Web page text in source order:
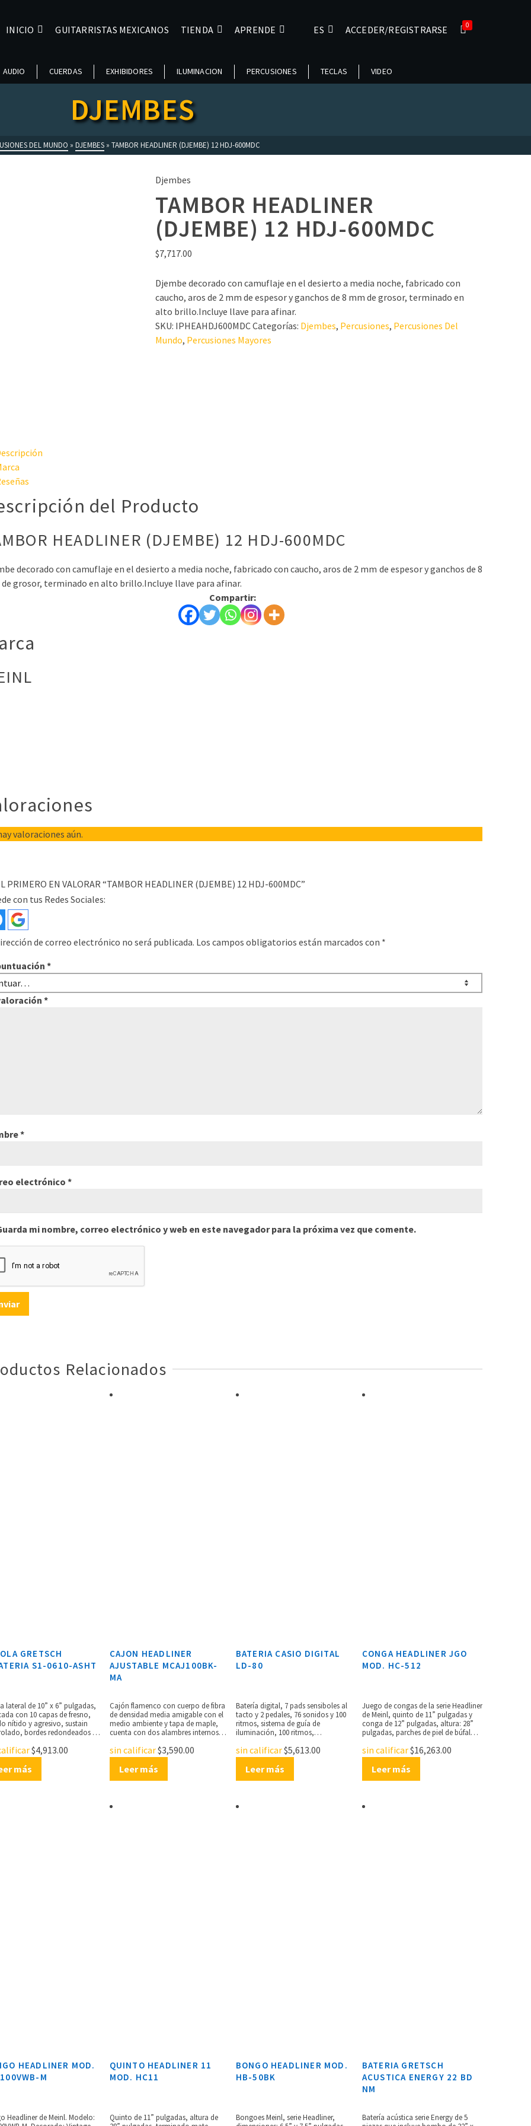
INICIO GUITARRISTAS MEXICANOS TIENDA APRENDE ES ACCEDER/REGISTRARSE 0
AUDIO CUERDAS EXHIBIDORES ILUMINACION PERCUSIONES TECLAS VIDEO
DJEMBES
DEL MUNDO » DJEMBES » TAMBOR HEADLINER (DJEMBE) 12 HDJ-600MDC
Djembes
TAMBOR HEADLINER
(DJEMBE) 12 HDJ-600MDC
$7,717.00
Djembe decorado con camuflaje en el desierto a media noche, fabricado con
caucho, aros de 2 mm de espesor y ganchos de 8 mm de grosor, terminado en
alto brillo.Incluye llave para afinar.
SKU: IPHEAHDJ600MDCCategorías: Djembes, Percusiones, Percusiones Del
Mundo, Percusiones Mayores
del Producto
HEADLINER (DJEMBE) 12 HDJ-600MDC
decorado con camuflaje en el desierto a media noche, fabricado con caucho, aros de 2 mm de espesor y ganchos de 8
grosor, terminado en alto brillo.Incluye llave para afinar.
Compartir:
valoraciones aún.
PRIMERO EN VALORAR “TAMBOR HEADLINER (DJEMBE) 12 HDJ-600MDC”
con tus Redes Sociales:
de correo electrónico no será publicada. Los campos obligatorios están marcados con *
*
*
*
electrónico *
mi nombre, correo electrónico y web en este navegador para la próxima vez que comente.
Relacionados
GRETSCH
S1-0610-ASHT
lateral de 10” x 6” pulgadas,
con 10 capas de fresno,
nítido y agresivo, sustain
bordes redondeados de
de 20 hilos, incluye
de montaje GTS de Gretsch.
$4,913.00
más
CAJON HEADLINER
AJUSTABLE MCAJ100BK-
MA
Cajón flamenco con cuerpo de fibra
de densidad media amigable con el
medio ambiente y tapa de maple,
cuenta con dos alambres internos
amplia gama de opciones de sonido,
ancho: 11 3/4”, altura: 18”,
profundidad: 11 3/4”.
sin calificar$3,590.00
Leer más
BATERIA CASIO DIGITAL
LD-80
Batería digital, 7 pads sensiboles al
tacto y 2 pedales, 76 sonidos y 100
ritmos, sistema de guía de
iluminación, 100 ritmos,
funciónde lecciones, 3 efectos de
reverberación, función de grabación,
metrónomo, 2 altavoces estéreo de
madera, dimensiones: 600 x 385 x 130
sin calificar$5,613.00
Leer más
CONGA HEADLINER JGO
MOD. HC-512
Juego de congas de la serie Headliner
de Meinl, quinto de 11” pulgadas y
conga de 12” pulgadas, altura: 28”
pulgadas, parches de piel de búfalo,
aros de 2.6 mm y ganchos de 8
mm,brackets de afinación estilo
Meinl original, fabricadas con
sin calificar$16,263.00
Leer más
HEADLINER MOD.
M
Headliner de Meinl. Modelo:
QUINTO HEADLINER 11
MOD. HC11
Quinto de 11” pulgadas, altura de
BONGO HEADLINER MOD.
HB-50BK
Bongoes Meinl, serie Headliner,
BATERIA GRETSCH
ACUSTICA ENERGY 22 BD
NM
Batería acústica serie Energy de 5